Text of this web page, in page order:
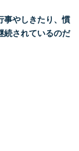
事やしきたり、慣
続されているのだ